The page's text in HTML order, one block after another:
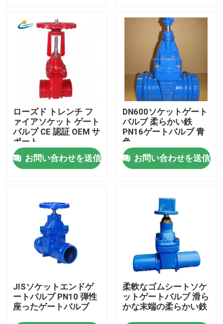
私たちに関しては
工場見学
お問い合わせ
ニュース
ケース
ローズド トレンチ フ
ァイアソケット ゲート
バルブ CE 認証 OEM サ
ポート
お問い合わせを送信
DN600ソケットゲート
バルブ 柔らかい鉄
PN16ゲートバルブ 青
色
お問い合わせを送信
JISソケットエンドゲ
ートバルブ PN10 弾性
座ったゲートバルブ
柔軟なゴムシートソケ
ットゲートバルブ 滑ら
かな末端の柔らかい鉄